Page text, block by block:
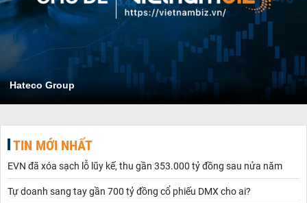
Hateco Group
TIN MỚI NHẤT
EVN đã xóa sạch lỗ lũy kế, thu gần 353.000 tỷ đồng sau nửa năm
Tự doanh sang tay gần 700 tỷ đồng cổ phiếu DMX cho ai?